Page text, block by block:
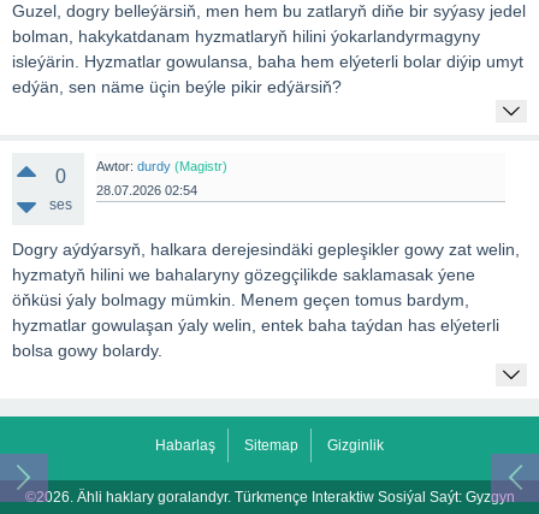
Guzel, dogry belleýärsiň, men hem bu zatlaryň diňe bir syýasy jedel
bolman, hakykatdanam hyzmatlaryň hilini ýokarlandyrmagyny
isleýärin. Hyzmatlar gowulansa, baha hem elýeterli bolar diýip umyt
edýän, sen näme üçin beýle pikir edýärsiň?
0
ses
Awtor: durdy (Magistr)
28.07.2026 02:54
Dogry aýdýarsyň, halkara derejesindäki gepleşikler gowy zat welin,
hyzmatyň hilini we bahalaryny gözegçilikde saklamasak ýene
öňküsi ýaly bolmagy mümkin. Menem geçen tomus bardym,
hyzmatlar gowulaşan ýaly welin, entek baha taýdan has elýeterli
bolsa gowy bolardy.
Habarlaş Sitemap Gizginlik
©2026. Ähli haklary goralandyr. Türkmençe Interaktiw Sosiýal Saýt: Gyzgyn